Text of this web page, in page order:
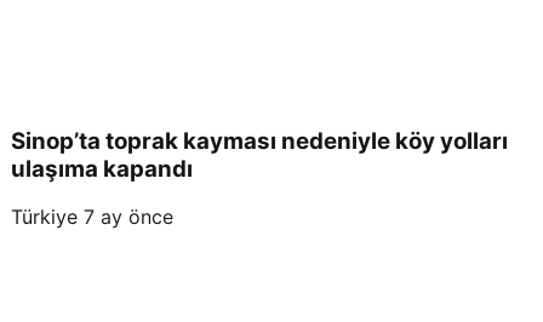
Sinop’ta toprak kayması nedeniyle köy yolları
ulaşıma kapandı
Türkiye 7 ay önce